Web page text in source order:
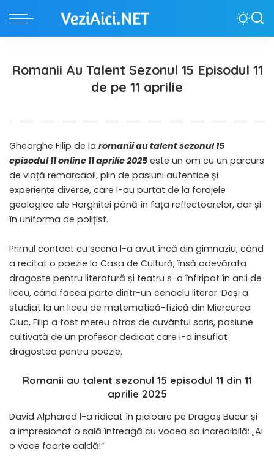
Romanii Au Talent Sezonul 15 Episodul 11
de pe 11 aprilie
Gheorghe Filip de la romanii au talent sezonul 15
episodul 11 online 11 aprilie 2025 este un om cu un parcurs
de viață remarcabil, plin de pasiuni autentice și
experiențe diverse, care l-au purtat de la forajele
geologice ale Harghitei până în fața reflectoarelor, dar și
în uniforma de polițist.
​Primul contact cu scena l-a avut încă din gimnaziu, când
a recitat o poezie la Casa de Cultură, însă adevărata
dragoste pentru literatură și teatru s-a înfiripat în anii de
liceu, când făcea parte dintr-un cenaclu literar. Deși a
studiat la un liceu de matematică-fizică din Miercurea
Ciuc, Filip a fost mereu atras de cuvântul scris, pasiune
cultivată de un profesor dedicat care i-a insuflat
dragostea pentru poezie.
Romanii au talent sezonul 15 episodul 11 din 11
aprilie 2025
David Alphared l-a ridicat în picioare pe Dragoș Bucur și
a impresionat o sală întreagă cu vocea sa incredibilă: „Ai
o voce foarte caldă!”